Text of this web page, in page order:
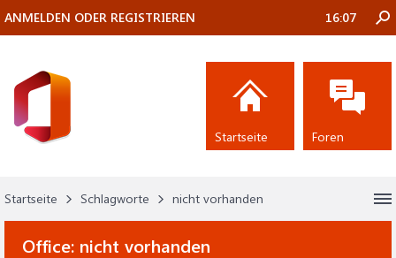
Startseite Schlagworte nicht vorhanden
Office: nicht vorhanden
ANMELDEN ODER REGISTRIEREN 16:07
Startseite Foren